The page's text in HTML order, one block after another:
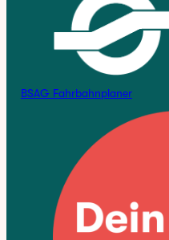
BSAG Fahrbahnplaner